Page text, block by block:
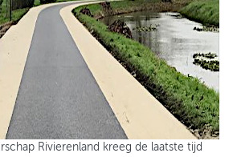
Rivierenland kreeg de laatste tijd